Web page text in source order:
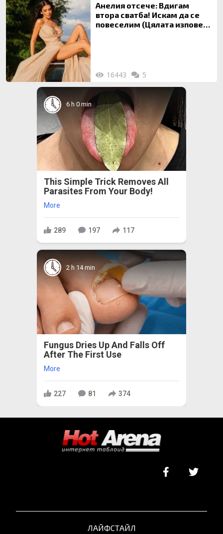
Анелия отсече: Вдигам
втора сватба! Искам да се
повеселим (Цялата изповед
16443 5
6 h 0 min
This Simple Trick Removes All
Parasites From Your Body!
More
289 197 117
2 h 14 min
Fungus Dries Up And Falls Off
After The First Use
More
227 81 374
ЛАЙФСТАЙЛ